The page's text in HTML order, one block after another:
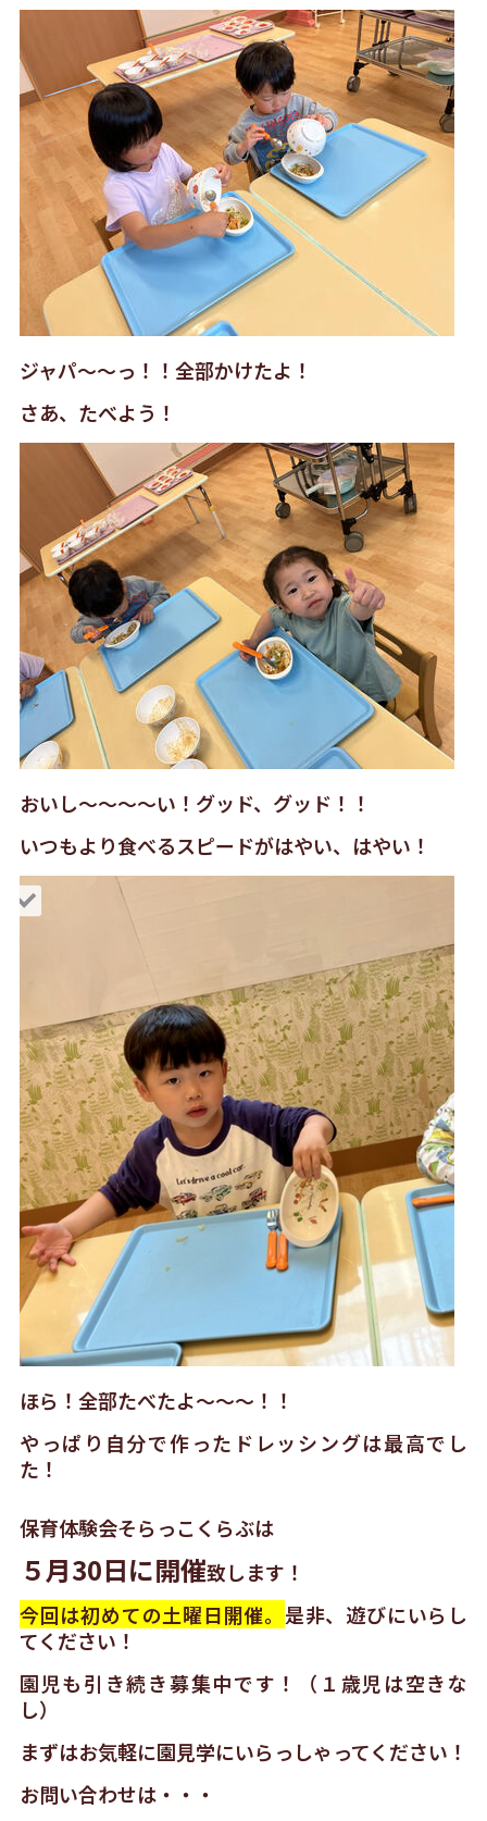
ジャパ〜〜っ！！全部かけたよ！
さあ、たべよう！
おいし〜〜〜〜い！グッド、グッド！！
いつもより食べるスピードがはやい、はやい！
ほら！全部たべたよ〜〜〜！！
やっぱり自分で作ったドレッシングは最高でし
た！
保育体験会そらっこくらぶは
５月30日に開催致します！
今回は初めての土曜日開催。 是非、遊びにいらし
てください！
園児も引き続き募集中です！（１歳児は空きな
し）
まずはお気軽に園見学にいらっしゃってください！
お問い合わせは・・・